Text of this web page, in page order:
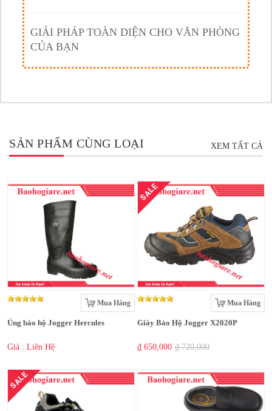
GIẢI PHÁP TOÀN DIỆN CHO VĂN PHÒNG
CỦA BẠN
SẢN PHẨM CÙNG LOẠI XEM TẤT CẢ
Mua Hàng
Ủng bảo hộ Jogger Hercules
Giá : Liên Hệ
SALE
Mua Hàng
Giày Bảo Hộ Jogger X2020P
₫ 650,000 ₫ 720,000
SALE